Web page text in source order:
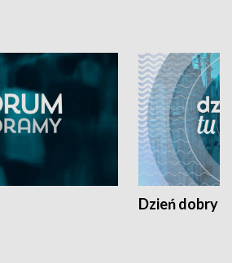
Dzień dobry